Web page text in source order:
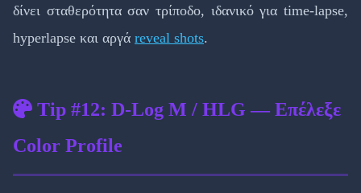
δίνει σταθερότητα σαν τρίποδο, ιδανικό για time-lapse,
hyperlapse και αργά reveal shots.
Tip #12: D-Log M / HLG — Επέλεξε
Color Profile